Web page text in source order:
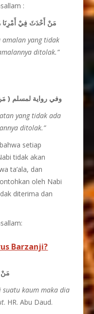
:
مَنْ أَحْدَثَ فِيْ أَمْرِنَا
amalan yang tidak
ditolak.”
وفي رواية لمسلم (
yang tidak ada
ditolak.”
setiap
tidak akan
ta’ala, dan
oleh Nabi
diterima dan
Barzanji?
مَنْ
suatu kaum maka dia
. HR. Abu Daud.